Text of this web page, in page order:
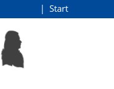
Start